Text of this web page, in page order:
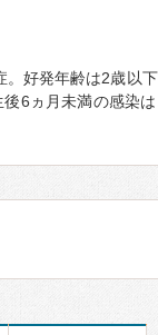
好発年齢は2歳以
6ヵ月未満の感染